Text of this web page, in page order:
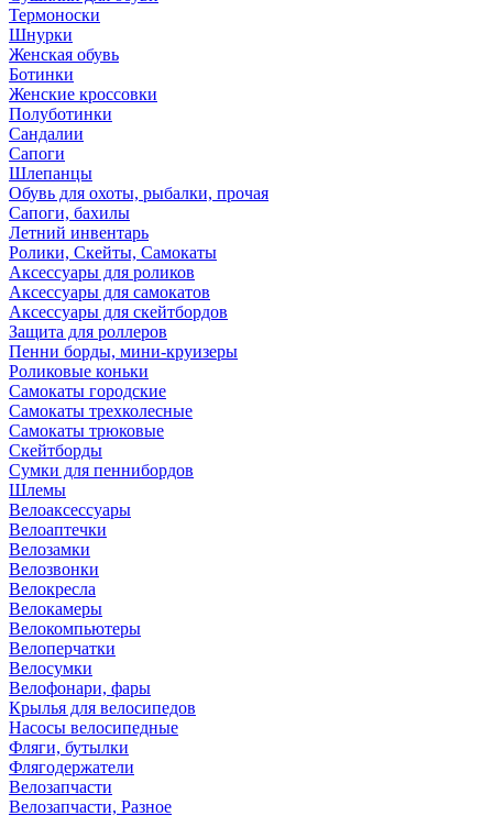
Термоноски
Шнурки
Женская обувь
Ботинки
Женские кроссовки
Полуботинки
Сандалии
Сапоги
Шлепанцы
Обувь для охоты, рыбалки, прочая
Сапоги, бахилы
Летний инвентарь
Ролики, Скейты, Самокаты
Аксессуары для роликов
Аксессуары для самокатов
Аксессуары для скейтбордов
Защита для роллеров
Пенни борды, мини-круизеры
Роликовые коньки
Самокаты городские
Самокаты трехколесные
Самокаты трюковые
Скейтборды
Сумки для пеннибордов
Шлемы
Велоаксессуары
Велоаптечки
Велозамки
Велозвонки
Велокресла
Велокамеры
Велокомпьютеры
Велоперчатки
Велосумки
Велофонари, фары
Крылья для велосипедов
Насосы велосипедные
Фляги, бутылки
Флягодержатели
Велозапчасти
Велозапчасти, Разное